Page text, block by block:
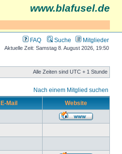
www.blafusel.de
FAQ Suche Mitglieder
Aktuelle Zeit: Samstag 8. August 2026, 19:50
Alle Zeiten sind UTC + 1 Stunde
Nach einem Mitglied suchen
E-Mail Website